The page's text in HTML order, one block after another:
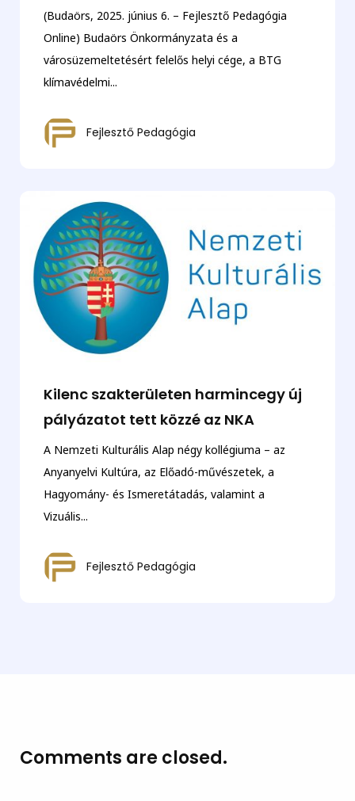
(Budaörs, 2025. június 6. – Fejlesztő Pedagógia
Online) Budaörs Önkormányzata és a
városüzemeltetésért felelős helyi cége, a BTG
klímavédelmi...
Fejlesztő Pedagógia
Kilenc szakterületen harmincegy új
pályázatot tett közzé az NKA
A Nemzeti Kulturális Alap négy kollégiuma – az
Anyanyelvi Kultúra, az Előadó-művészetek, a
Hagyomány- és Ismeretátadás, valamint a
Vizuális...
Fejlesztő Pedagógia
Comments are closed.